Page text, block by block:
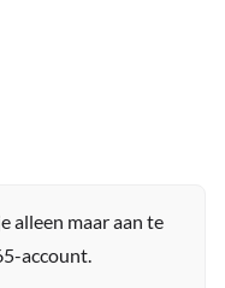
alleen maar aan te
account.